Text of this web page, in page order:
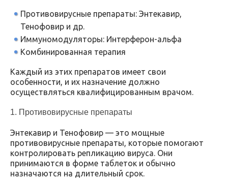
Противовирусные препараты: Энтекавир,
Тенофовир и др.
Иммуномодуляторы: Интерферон-альфа
Комбинированная терапия
Каждый из этих препаратов имеет свои
особенности, и их назначение должно
осуществляться квалифицированным врачом.
1. Противовирусные препараты
Энтекавир и Тенофовир — это мощные
противовирусные препараты, которые помогают
контролировать репликацию вируса. Они
принимаются в форме таблеток и обычно
назначаются на длительный срок.